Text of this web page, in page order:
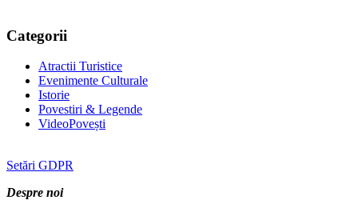
Categorii
Atractii Turistice
Evenimente Culturale
Istorie
Povestiri & Legende
VideoPovești
Setări GDPR
Despre noi